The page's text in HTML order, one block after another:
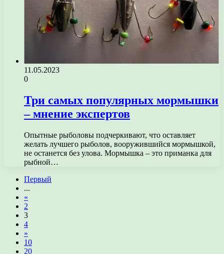
11.05.2023
0
Три самых популярных мормышки
– мнение экспертов
Опытные рыболовы подчеркивают, что оставляет
желать лучшего рыболов, вооружившийся мормышкой,
не останется без улова. Мормышка – это приманка для
рыбной…
Первый
...
«
2
3
4
»
10
20